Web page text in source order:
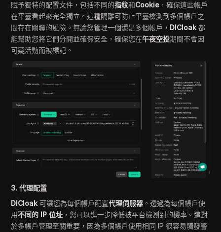
賦予獨特的配置文件，包括不同的指紋和Cookie ，確保這些帳戶
在平臺看起來完全獨立。這種隔離可防止平臺檢測到多個帳戶之
間存在關聯的風險。無論您管理一個還是多個帳戶， DICloak 都
能幫助您將它們分開並確保安全，確保您在午夜空投期間不會因
可疑活動而被標記。
3. 代理配置
DICloak 可讓您為每個帳戶配置代理伺服器 。透過為每個帳戶使
用不同的 IP 位址 ，您可以進一步降低被平台檢測到的機率。這對
於多帳戶管理至關重要，因為多個帳戶使用相同 IP 很容易觸發警